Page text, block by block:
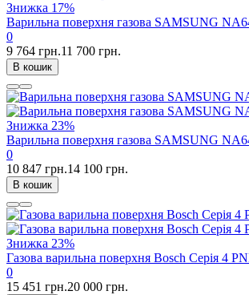
Знижка 17%
Варильна поверхня газова SAMSUNG
0
9 764 грн.11 700 грн.
В кошик
Знижка 23%
Варильна поверхня газова SAMSUNG
0
10 847 грн.14 100 грн.
В кошик
Знижка 23%
Газова варильна поверхня Bosch Серія 4
0
15 451 грн.20 000 грн.